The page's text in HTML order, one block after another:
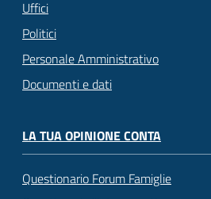
Uffici
Politici
Personale Amministrativo
Documenti e dati
LA TUA OPINIONE CONTA
Questionario Forum Famiglie